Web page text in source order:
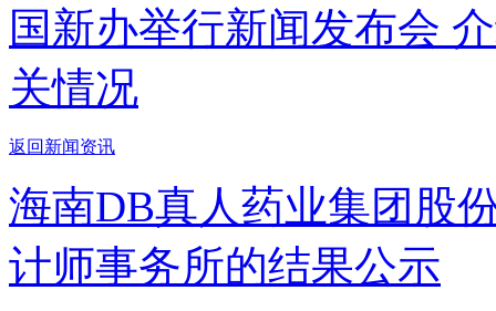
国新办举行新闻发布会
关情况
返回新闻资讯
海南DB真人药业集团股
计师事务所的结果公示